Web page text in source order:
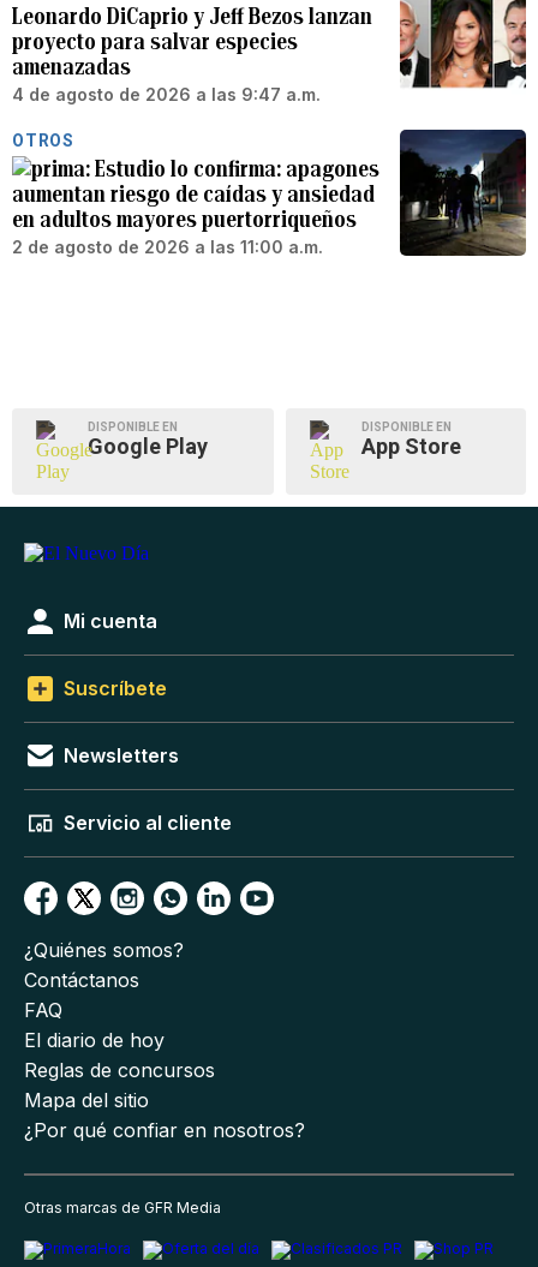
Leonardo DiCaprio y Jeff Bezos lanzan
proyecto para salvar especies
amenazadas
4 de agosto de 2026 a las 9:47 a.m.
OTROS
Estudio lo confirma: apagones
aumentan riesgo de caídas y ansiedad
en adultos mayores puertorriqueños
2 de agosto de 2026 a las 11:00 a.m.
DISPONIBLE EN
Google Play
DISPONIBLE EN
App Store
Mi cuenta
Suscríbete
Newsletters
Servicio al cliente
¿Quiénes somos?
Contáctanos
FAQ
El diario de hoy
Reglas de concursos
Mapa del sitio
¿Por qué confiar en nosotros?
Otras marcas de GFR Media